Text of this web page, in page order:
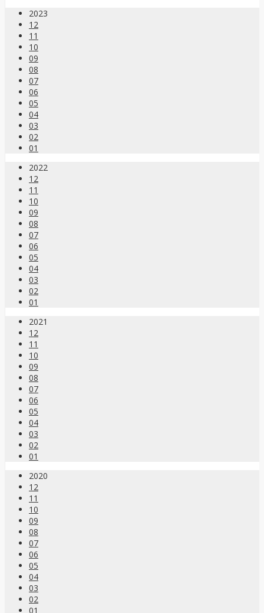
2023
12
11
10
09
08
07
06
05
04
03
02
01
2022
12
11
10
09
08
07
06
05
04
03
02
01
2021
12
11
10
09
08
07
06
05
04
03
02
01
2020
12
11
10
09
08
07
06
05
04
03
02
01